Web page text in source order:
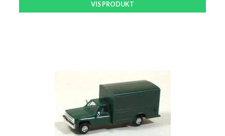
VIS PRODUKT